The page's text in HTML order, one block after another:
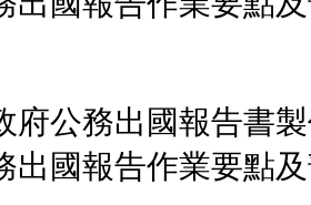
府公務出國報告書
出國報告作業要點